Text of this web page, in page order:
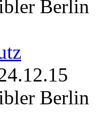
Berlin
Berlin